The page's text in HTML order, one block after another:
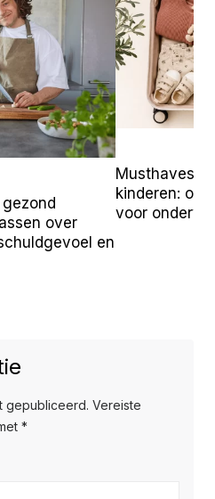
over
en
Musthaves
kinderen:
voor
gepubliceerd. Vereiste
*